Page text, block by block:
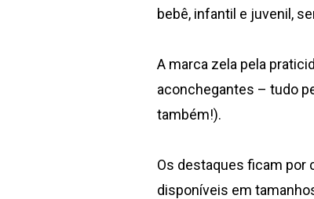
bebê, infantil e juvenil,
A marca zela pela
aconchegantes – tudo
também!).
Os destaques ficam por
disponíveis em